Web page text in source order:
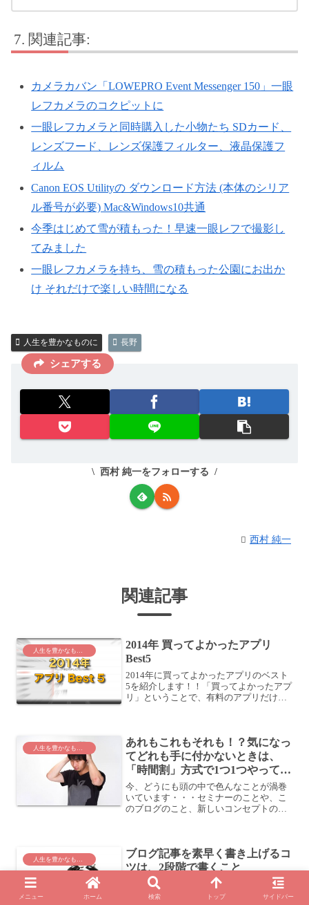
関連記事:
カメラカバン「LOWEPRO Event Messenger 150」一眼
レフカメラのコクピットに
一眼レフカメラと同時購入した小物たち SDカード、
レンズフード、レンズ保護フィルター、液晶保護フ
ィルム
Canon EOS Utilityの ダウンロード方法 (本体のシリア
ル番号が必要) Mac&Windows10共通
今季はじめて雪が積もった！早速一眼レフで撮影し
てみました
一眼レフカメラを持ち、雪の積もった公園にお出か
け それだけで楽しい時間になる
人生を豊かなものに 長野
シェアする
西村 純一をフォローする
西村 純一
関連記事
2014年 買ってよかったアプリ
Best5
2014年に買ってよかったアプリのベスト
5を紹介します！！「買ってよかったアプ
リ」ということで、有料のアプリだけで
でほとんどだと...
あれもこれもそれも！？気になっ
てどれも手に付かないときは、
「時間割」方式で1つ1つやってみ
よう
今、どうにも頭の中で色んなことが渦巻
いています・・・セミナーのことや、こ
のブログのこと、新しいコンセプトのブ
は、Twi...
ブログ記事を素早く書き上げるコ
ツは、2段階で書くこと
ブログの記事を1本書くときに、どのくら
いの時間をかけていますか？30分？45
メニュー ホーム 検索 トップ サイドバー